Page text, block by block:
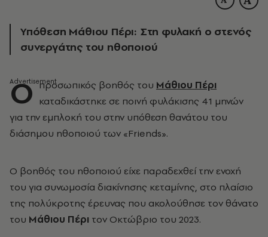
Υπόθεση Μάθιου Πέρι: Στη φυλακή ο στενός
συνεργάτης του ηθοποιού
Ο προσωπικός βοηθός του Μάθιου Πέρι
καταδικάστηκε σε ποινή φυλάκισης 41 μηνών
για την εμπλοκή του στην υπόθεση θανάτου του
διάσημου ηθοποιού των «Friends».
Ο βοηθός του ηθοποιού είχε παραδεχθεί την ενοχή
του για συνωμοσία διακίνησης κεταμίνης, στο πλαίσιο
της πολύκροτης έρευνας που ακολούθησε τον θάνατο
του Μάθιου Πέρι τον Οκτώβριο του 2023.